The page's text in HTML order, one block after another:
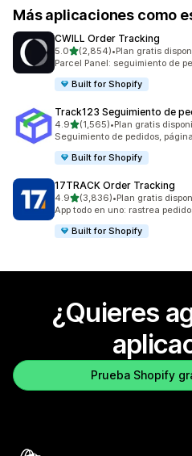
Más aplicaciones como
CWILL Order Tracking
5.0de 5 estrellas
(2,854)
2854 reseñas en total
•Plan gratis
Parcel Panel: seguimiento de
Built for Shopify
Track123 Seguimiento de
4.9de 5 estrellas
(1,565)
1565 reseñas en total
•Plan gratis
Seguimiento de pedidos,
Built for Shopify
17TRACK Order Tracking
4.9de 5 estrellas
(3,836)
3836 reseñas en total
•Plan gratis
App todo en uno: rastrea
Built for Shopify
¿Quieres
Prueba Shopify